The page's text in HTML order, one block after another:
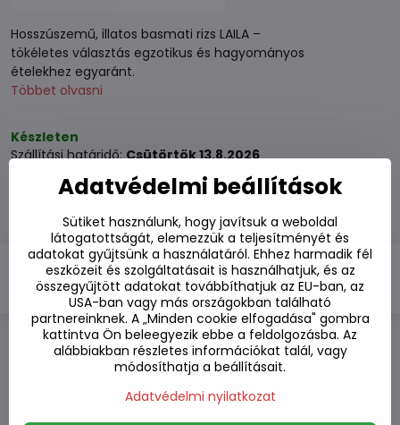
Hosszúszemű, illatos basmati rizs LAILA –
tökéletes választás egzotikus és hagyományos
ételekhez egyaránt.
Többet olvasni
Készleten
Szállítási határidő:Csütörtök13.8.2026
2220 Ft
ÁFA nélkül
Kosárba
Hozzáadás a kedvencekhez
Hozzáadás a listához
Adatvédelmi beállítások
Sütiket használunk, hogy javítsuk a weboldal
látogatottságát, elemezzük a teljesítményét és
adatokat gyűjtsünk a használatáról. Ehhez harmadik fél
eszközeit és szolgáltatásait is használhatjuk, és az
összegyűjtött adatokat továbbíthatjuk az EU-ban, az
USA-ban vagy más országokban található
partnereinknek. A „Minden cookie elfogadása" gombra
kattintva Ön beleegyezik ebbe a feldolgozásba. Az
alábbiakban részletes információkat talál, vagy
módosíthatja a beállításait.
Adatvédelmi nyilatkozat